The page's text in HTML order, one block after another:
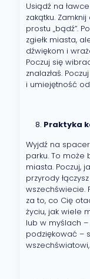
Usiądź na
zakątku.
prostu „bądź”.
zgiełk miasta,
dźwiękom i
Poczuj się
znalazłaś.
i umiejętność
Praktyka
Wyjdź na
parku. To może
miasta. Poczuj,
przyrody
wszechświecie.
za to, co Cię
życiu, jak wiele
lub w myślach
podziękować –